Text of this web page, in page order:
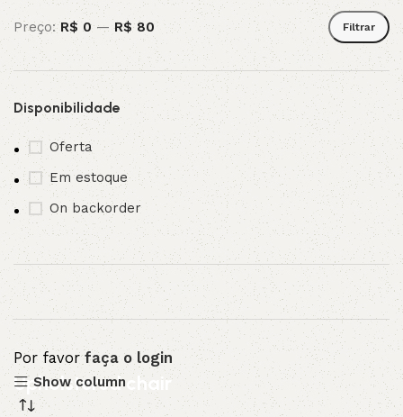
Filtrar
Preço:R$ 0— R$ 80
Disponibilidade
Oferta
Em estoque
On backorder
Por favor faça o login
Upholstered chair
Show column